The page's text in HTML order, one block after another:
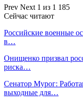
Prev Next 1 из 1 185
Сейчас читают
Российские военные
в…
Онищенко призвал
риска…
Сенатор Мурог:
выходные для…